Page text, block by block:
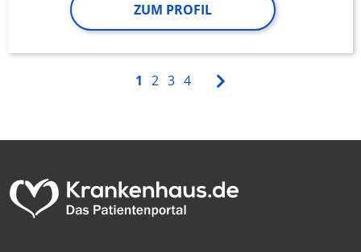
ZUM PROFIL
1 2 3 4